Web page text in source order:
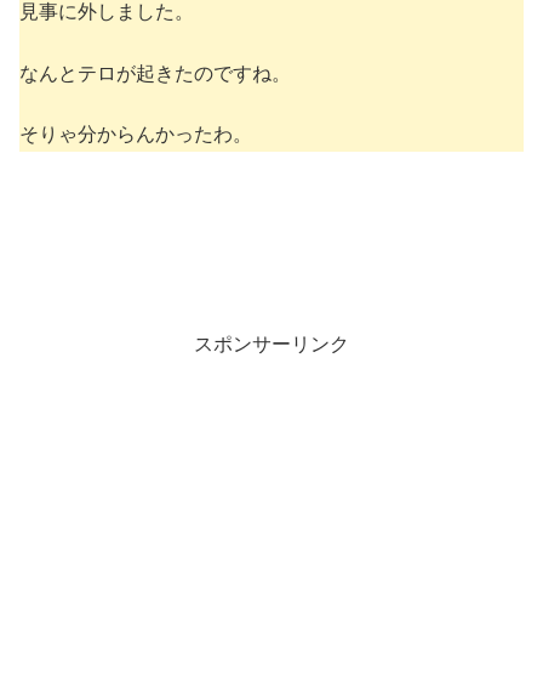
見事に外しました。
なんとテロが起きたのですね。
そりゃ分からんかったわ。
スポンサーリンク